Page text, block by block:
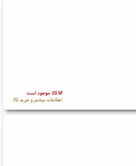
کالا موجود است
اطلاعات بیشتر و خرید کالا